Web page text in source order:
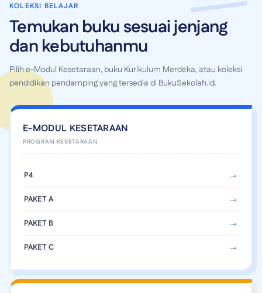
KOLEKSI BELAJAR
Temukan buku sesuai jenjang
dan kebutuhanmu
Pilih e-Modul Kesetaraan, buku Kurikulum Merdeka, atau koleksi
pendidikan pendamping yang tersedia di BukuSekolah.id.
E-MODUL KESETARAAN
P4
PAKET A
PAKET B
PAKET C